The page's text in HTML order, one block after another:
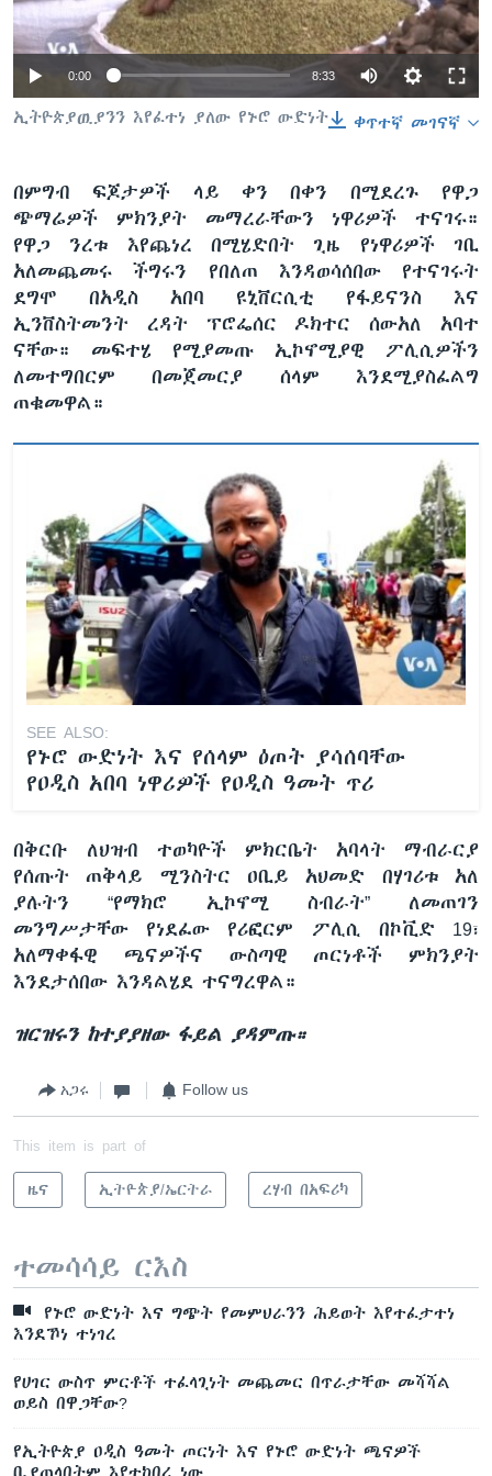
ቋንቋዎች
0:00 8:33
ቀጥተኛ መገናኛ
ኢትዮጵያዉያንን እየፈተነ ያለው የኑሮ ውድነት
በምግብ ፍጆታዎች ላይ ቀን በቀን በሚደረጉ የዋጋ
ጭማሬዎች ምክንያት መማረራቸውን ነዋሪዎች ተናገሩ።
የዋጋ ንረቱ እየጨነረ በሚሄድበት ጊዜ የነዋሪዎች ገቢ
አለመጨመሩ ችግሩን የበለጠ እንዳወሳሰበው የተናገሩት
ደግሞ በአዲስ አበባ ዩኒቨርሲቲ የፋይናንስ እና
ኢንቨስትመንት ረዳት ፕሮፌሰር ዶክተር ሰውአለ አባተ
ናቸው። መፍተሄ የሚያመጡ ኢኮኖሚያዊ ፖሊሲዎችን
ለመተግበርም በመጀመርያ ሰላም እንደሚያስፈልግ
ጠቁመዋል።
SEE ALSO:
የኑሮ ውድነት እና የሰላም ዕጦት ያሳሰባቸው
የዐዲስ አበባ ነዋሪዎች የዐዲስ ዓመት ጥሪ
በቅርቡ ለህዝብ ተወካዮች ምክርቤት አባላት ማብራርያ
የሰጡት ጠቅላይ ሚንስትር ዐቢይ አህመድ በሃገሪቱ አለ
ያሉትን “የማክሮ ኢኮኖሚ ስብራት” ለመጠገን
መንግሥታቸው የነደፈው የሪፎርም ፖሊሲ በኮቪድ 19፣
አለማቀፋዊ ጫናዎችና ውስጣዊ ጦርነቶች ምክንያት
እንደታሰበው እንዳልሄደ ተናግረዋል።
ዝርዝሩን ከተያያዘው ፋይል ያዳምጡ።
አጋሩ Follow us
This item is part of
ዜና ኢትዮጵያ/ኤርትራ ረሃብ በአፍሪካ
ተመሳሳይ ርእስ
የኑሮ ውድነት እና ግጭት የመምህራንን ሕይወት እየተፈታተነ
እንደኾነ ተነገረ
የሀገር ውስጥ ምርቶች ተፈላጊነት መጨመር በጥራታቸው መሻሻል
ወይስ በዋጋቸው?
የኢትዮጵያ ዐዲስ ዓመት ጦርነት እና የኑሮ ውድነት ጫናዎች